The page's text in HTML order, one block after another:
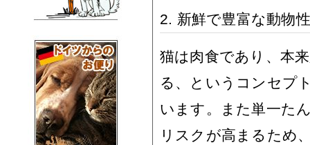
2. 新鮮で豊富な動物
猫は肉食であり、本
る、というコンセプ
います。また単一た
リスクが高まるため